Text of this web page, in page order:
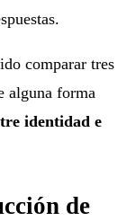
comparar tres
alguna forma
identidad e
de